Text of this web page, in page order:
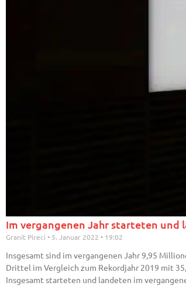
Im vergangenen Jahr starteten und
Granit Pireci 5. Januar 2022 19:02
Insgesamt sind im vergangenen Jahr 9,95
Drittel im Vergleich zum Rekordjahr 2019 mit
Insgesamt starteten und landeten im